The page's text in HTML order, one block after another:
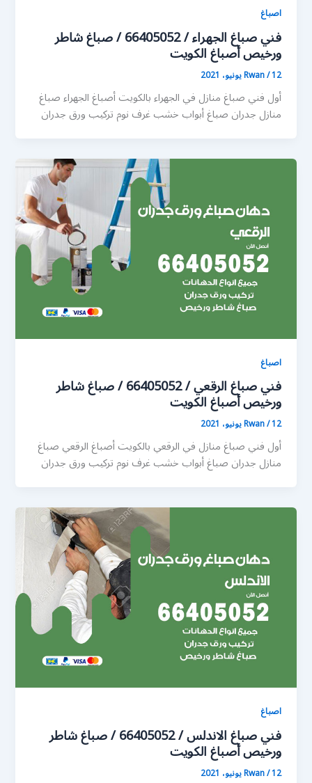
اصباغ
فني صباغ الجهراء / 66405052 / صباغ شاطر
ورخيص أصباغ الكويت
Rwan/12 يونيو، 2021
أول فني صباغ منازل في الجهراء بالكويت أصباغ الجهراء صباغ
منازل جدران صباغ أبواب خشب غرف نوم تركيب ورق جدران
اصباغ
فني صباغ الرقعي / 66405052 / صباغ شاطر
ورخيص أصباغ الكويت
Rwan/12 يونيو، 2021
أول فني صباغ منازل في الرقعي بالكويت أصباغ الرقعي صباغ
منازل جدران صباغ أبواب خشب غرف نوم تركيب ورق جدران
اصباغ
فني صباغ الاندلس / 66405052 / صباغ شاطر
ورخيص أصباغ الكويت
Rwan/12 يونيو، 2021